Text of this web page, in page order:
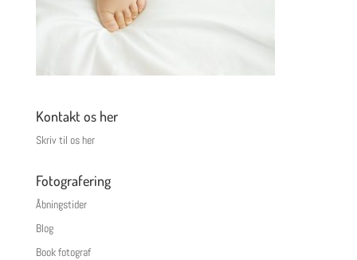
Kontakt os her
Skriv til os her
Fotografering
Åbningstider
Blog
Book fotograf